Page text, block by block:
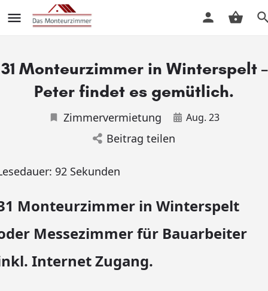
31 Monteurzimmer in Winterspelt –
Peter findet es gemütlich.
Zimmervermietung Aug. 23
Beitrag teilen
92 Sekunden
Monteurzimmer in Winterspelt
Messezimmer für Bauarbeiter
Internet Zugang.